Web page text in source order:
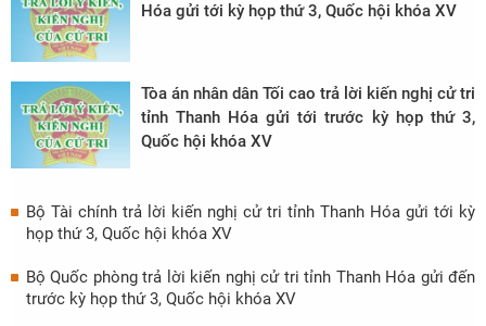
Hóa gửi tới kỳ họp thứ 3, Quốc hội khóa XV
Tòa án nhân dân Tối cao trả lời kiến nghị cử tri
tỉnh Thanh Hóa gửi tới trước kỳ họp thứ 3,
Quốc hội khóa XV
Bộ Tài chính trả lời kiến nghị cử tri tỉnh Thanh Hóa gửi tới kỳ
họp thứ 3, Quốc hội khóa XV
Bộ Quốc phòng trả lời kiến nghị cử tri tỉnh Thanh Hóa gửi đến
trước kỳ họp thứ 3, Quốc hội khóa XV